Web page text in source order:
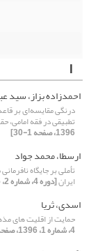
ا
احمدزاده بزاز، سید
تطبیقی در فقه امامی،
1396، صفحه 1-30]
ارسطا، محمد جواد
تأملی بر جایگاه
ایران[دوره 4، شماره 2، 1396، صفحه 31-60]
اسدی، ثریا
حمایت از اقلیت های
4، شماره 1، 1396، صفحه 113-142]